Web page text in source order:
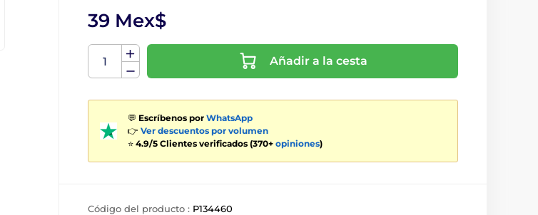
39 Mex$
Añadir a la cesta
💬 Escríbenos por WhatsApp
👉 Ver descuentos por volumen
⭐ 4.9/5 Clientes verificados (370+ opiniones)
Código del producto : P134460